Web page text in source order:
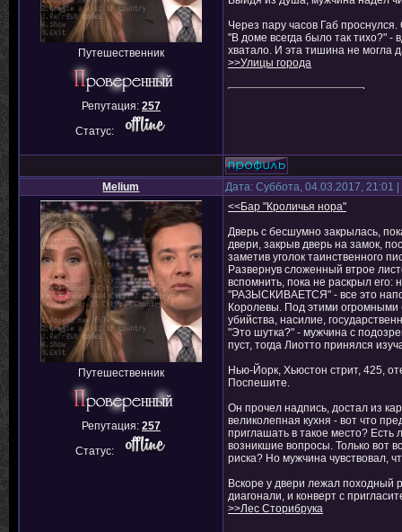
Путешественник
Репутация: 257
Статус:
Через пару часов Габ
"В доме всегда было так тихо?" -
хватало. И эта тишина не могла
>>Улицы города
Melium Дата: Суббота, 04.03.2017,
Путешественник
Репутация: 257
Статус:
<<Бар "Кроличья нора"
Дверь с бесшумно закрылась,
двери, закрыв дверь на замок,
заметив уголок таинственного
Развернув сложенный втрое
вспомнить, пока не раскрыл его:
"РАЗЫСКИВАЕТСЯ" - все это
Королевы. Под этими огромными
убийства, насилие,
"Это шутка?" - мужчина с
пуст, тогда Лиотто принялся
Нью-Йорк, Хьюстон стрит, 425,
Поспешите.
Он прочел надпись, достал из
великолепная кухня - вот что
приглашать в такое место? Есть
возникшие вопросы. Только вот
риска? Но мужчина чувствовал,
Вскоре у двери лежал походный
диагонали, и конверт с
>>Лес Сторибрука